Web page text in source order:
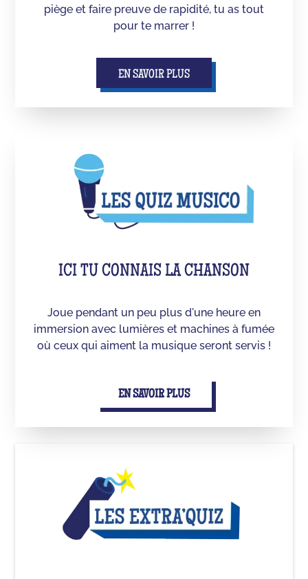
piège et faire preuve de rapidité, tu as tout
pour te marrer !
EN SAVOIR PLUS
ICI TU CONNAIS LA CHANSON
Joue pendant un peu plus d'une heure en
immersion avec lumières et machines à fumée
où ceux qui aiment la musique seront servis !
EN SAVOIR PLUS